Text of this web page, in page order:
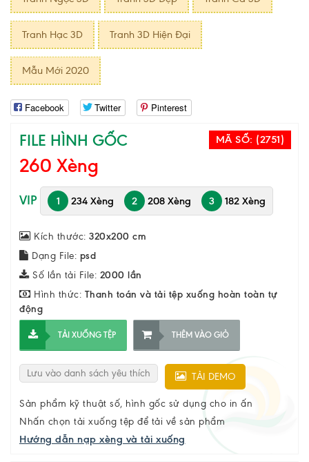
Tranh Hạc 3D Tranh 3D Hiện Ðại
Mẫu Mới 2020
Facebook Twitter Pinterest
FILE HÌNH GỐC MÃ SỐ: (2751)
260 Xèng
VIP 1 234 Xèng 2 208 Xèng 3 182 Xèng
Kích thước: 320x200 cm
Dạng File: psd
Số lần tải File: 2000 lần
Hình thức: Thanh toán và tải tệp xuống hoàn toàn tự
động
TẢI XUỐNG TỆP THÊM VÀO GIỎ
Lưu vào danh sách yêu thích TẢI DEMO
Sản phẩm kỹ thuật số, hình gốc sử dụng cho in ấn
Nhấn chọn tải xuống tệp để tải về sản phẩm
Hướng dẫn nạp xèng và tải xuống